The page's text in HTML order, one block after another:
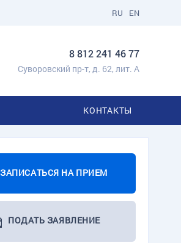
EN
RU
8 812 241 46 77
Суворовский пр-т, д. 62, лит. А
КОНТАКТЫ
ЗАПИСАТЬСЯ НА ПРИЕМ
ПОДАТЬ ЗАЯВЛЕНИЕ